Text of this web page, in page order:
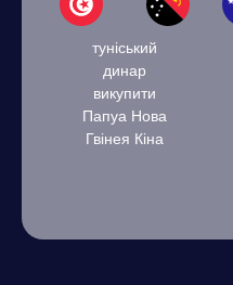
туніський
динар
викупити
Папуа Нова
Гвінея Кіна